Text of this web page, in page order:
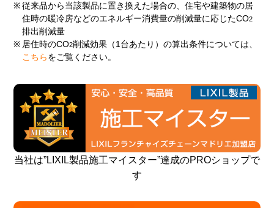
※ 従来品から当該製品に置き換えた場合の、住宅や建築物の居
住時の暖冷房などのエネルギー消費量の削減量に応じたCO2
排出削減量
※ 居住時のCO2削減効果（1台あたり）の算出条件については、
こちら をご覧ください。
当社は”LIXIL製品施工マイスター”達成のPROショップで
す